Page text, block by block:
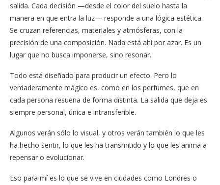
salida. Cada decisión —desde el color del suelo hasta la
manera en que entra la luz— responde a una lógica estética.
Se cruzan referencias, materiales y atmósferas, con la
precisión de una composición. Nada está ahí por azar. Es un
lugar que no busca imponerse, sino resonar.
Todo está diseñado para producir un efecto. Pero lo
verdaderamente mágico es, como en los perfumes, que en
cada persona resuena de forma distinta. La salida que deja es
siempre personal, única e intransferible.
Algunos verán sólo lo visual, y otros verán también lo que les
ha hecho sentir, lo que les ha transmitido y lo que les anima a
repensar o evolucionar.
Eso para mí es lo que se vive en ciudades como Londres o